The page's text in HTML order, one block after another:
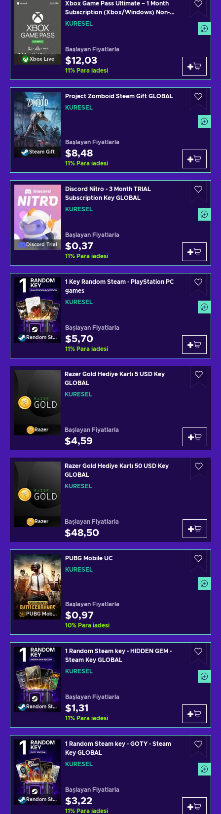
Xbox Live
Xbox Game Pass Ultimate – 1 Month
Subscription (Xbox/Windows) Non-
stackable Key GLOBAL
KÜRESEL
Başlayan Fiyatlarla
$12,03
11% Para iadesi
Steam Gift
Project Zomboid Steam Gift GLOBAL
KÜRESEL
Başlayan Fiyatlarla
$8,48
11% Para iadesi
Discord Trial
Discord Nitro - 3 Month TRIAL
Subscription Key GLOBAL
KÜRESEL
Başlayan Fiyatlarla
$0,37
11% Para iadesi
Random Steam Key
1 Key Random Steam - PlayStation PC
games
KÜRESEL
Başlayan Fiyatlarla
$5,70
11% Para iadesi
Razer
Razer Gold Hediye Kartı 5 USD Key
GLOBAL
KÜRESEL
Başlayan Fiyatlarla
$4,59
Razer
Razer Gold Hediye Kartı 50 USD Key
GLOBAL
KÜRESEL
Başlayan Fiyatlarla
$48,50
PUBG Mobile
PUBG Mobile UC
KÜRESEL
Başlayan Fiyatlarla
$0,97
10% Para iadesi
Random Steam Key
1 Random Steam key - HIDDEN GEM -
Steam Key GLOBAL
KÜRESEL
Başlayan Fiyatlarla
$1,31
11% Para iadesi
Random Steam Key
1 Random Steam key - GOTY - Steam
Key GLOBAL
KÜRESEL
Başlayan Fiyatlarla
$3,22
11% Para iadesi